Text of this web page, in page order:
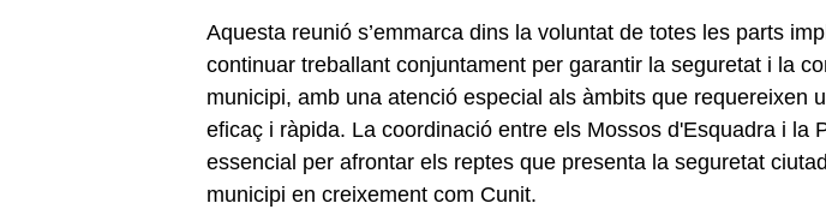
Aquesta reunió s’emmarca dins la voluntat de totes les parts
continuar treballant conjuntament per garantir la seguretat i la
municipi, amb una atenció especial als àmbits que requereixen
eficaç i ràpida. La coordinació entre els Mossos d'Esquadra i la
essencial per afrontar els reptes que presenta la seguretat
municipi en creixement com Cunit.